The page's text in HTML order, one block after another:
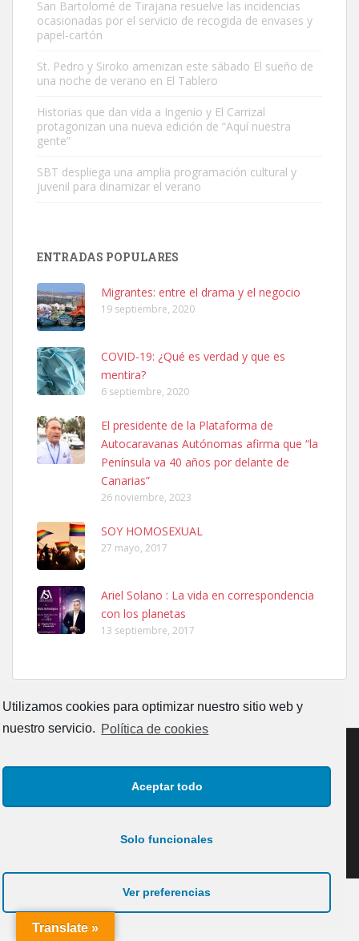
Utilizamos cookies para optimizar nuestro sitio web y
nuestro servicio. Política de cookies
Aceptar todo
Solo funcionales
Ver preferencias
Adopción urgente
Busco adopción responsable para mi perra. Pastor alemán,
hembra, 4 años. Por motivos personales ...
06/07/2025 ZONA MESA Y LOPEZ. ES MUY ASUSTADIZO
Leales.org » Gran Canaria
Ninfa perdida
El día 5 se los perdió una ninfa papillera, asustada tiene miedo a la
calle, se perdió por la zon...
Leales.org » Gran Canaria
6.7.2025
Adopcion
Busco casa de acogida para mi perrita ya que por temas de trabajo
no la puedo tener. Solo gente r...
Gata joven encontrada
Leales.org » Gran Canaria | 4.7.2025
San Bartolomé de Tirajana resuelve las incidencias
ocasionadas por el servicio de recogida de envases y
papel-cartón
St. Pedro y Siroko amenizan este sábado El sueño de
una noche de verano en El Tablero
Historias que dan vida a Ingenio y El Carrizal
protagonizan una nueva edición de “Aquí nuestra
gente”
SBT despliega una amplia programación cultural y
juvenil para dinamizar el verano
ENTRADAS POPULARES
Migrantes: entre el drama y el negocio
19 septiembre, 2020
COVID-19: ¿Qué es verdad y que es
mentira?
6 septiembre, 2020
El presidente de la Plataforma de
Autocaravanas Autónomas afirma que “la
Península va 40 años por delante de
Canarias”
26 noviembre, 2023
SOY HOMOSEXUAL
27 mayo, 2017
Ariel Solano : La vida en correspondencia
con los planetas
13 septiembre, 2017
AVISO LEGAL
Translate »